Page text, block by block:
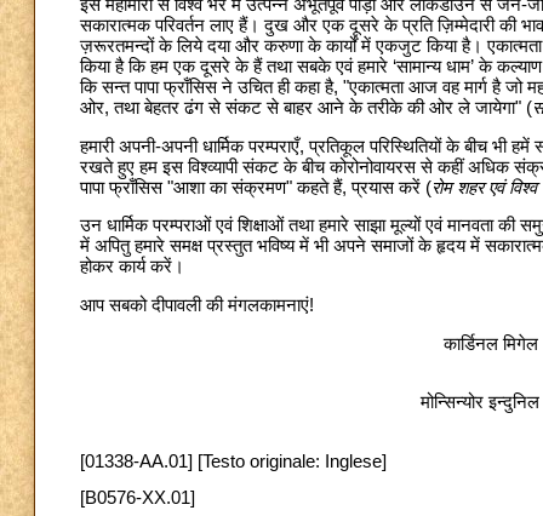
इस महामारी से विश्व भर में उत्पन्न अभूतपूर्व पीड़ा और लॉकडाउन से
सकारात्मक परिवर्तन लाए हैं। दुख और एक दूसरे के प्रति ज़िम्मेदारी की
ज़रूरतमन्दों के लिये दया और करुणा के कार्यों में एकजुट किया है।
किया है कि हम एक दूसरे के हैं तथा सबके एवं हमारे ‘सामान्य धाम’ के
कि सन्त पापा फ्राँसिस ने उचित ही कहा है, "एकात्मता आज वह मार्ग है जो
ओर, तथा बेहतर ढंग से संकट से बाहर आने के तरीके की ओर ले जायेगा" (
हमारी अपनी-अपनी धार्मिक परम्पराएँ, प्रतिकूल परिस्थितियों के बीच
रखते हुए हम इस विश्व्यापी संकट के बीच कोरोनोवायरस से कहीं अधिक
पापा फ्राँसिस "आशा का संक्रमण" कहते हैं, प्रयास करें (रोम शहर एवं
उन धार्मिक परम्पराओं एवं शिक्षाओं तथा हमारे साझा मूल्यों एवं मानवता
में अपितु हमारे समक्ष प्रस्तुत भविष्य में भी अपने समाजों के हृदय में
होकर कार्य करें।
आप सबको दीपावली की मंगलकामनाएं!
कार्डिनल
मोन्सिन्योर
[01338-AA.01] [Testo originale: Inglese]
[B0576-XX.01]